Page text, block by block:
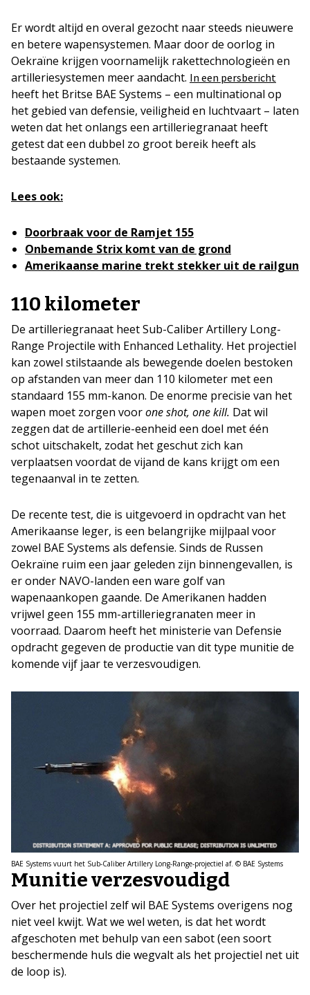
Er wordt altijd en overal gezocht naar steeds nieuwere
en betere wapensystemen. Maar door de oorlog in
Oekraïne krijgen voornamelijk rakettechnologieën en
artilleriesystemen meer aandacht. In een persbericht
heeft het Britse BAE Systems – een multinational op
het gebied van defensie, veiligheid en luchtvaart – laten
weten dat het onlangs een artilleriegranaat heeft
getest dat een dubbel zo groot bereik heeft als
bestaande systemen.
Lees ook:
Doorbraak voor de Ramjet 155
Onbemande Strix komt van de grond
Amerikaanse marine trekt stekker uit de railgun
110 kilometer
De artilleriegranaat heet Sub-Caliber Artillery Long-
Range Projectile with Enhanced Lethality. Het projectiel
kan zowel stilstaande als bewegende doelen bestoken
op afstanden van meer dan 110 kilometer met een
standaard 155 mm-kanon. De enorme precisie van het
wapen moet zorgen voorone shot, one kill. Dat wil
zeggen dat de artillerie-eenheid een doel met één
schot uitschakelt, zodat het geschut zich kan
verplaatsen voordat de vijand de kans krijgt om een
tegenaanval in te zetten.
De recente test, die is uitgevoerd in opdracht van het
Amerikaanse leger, is een belangrijke mijlpaal voor
zowel BAE Systems als defensie. Sinds de Russen
Oekraïne ruim een jaar geleden zijn binnengevallen, is
er onder NAVO-landen een ware golf van
wapenaankopen gaande. De Amerikanen hadden
vrijwel geen 155 mm-artilleriegranaten meer in
voorraad. Daarom heeft het ministerie van Defensie
opdracht gegeven de productie van dit type munitie de
komende vijf jaar te verzesvoudigen.
BAE Systems vuurt het Sub-Caliber Artillery Long-Range-projectiel af. © BAE Systems
Munitie verzesvoudigd
Over het projectiel zelf wil BAE Systems overigens nog
niet veel kwijt. Wat we wel weten, is dat het wordt
afgeschoten met behulp van een sabot (een soort
beschermende huls die wegvalt als het projectiel net uit
de loop is).